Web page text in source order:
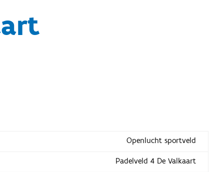
Openlucht sportveld
Padelveld 4 De Valkaart